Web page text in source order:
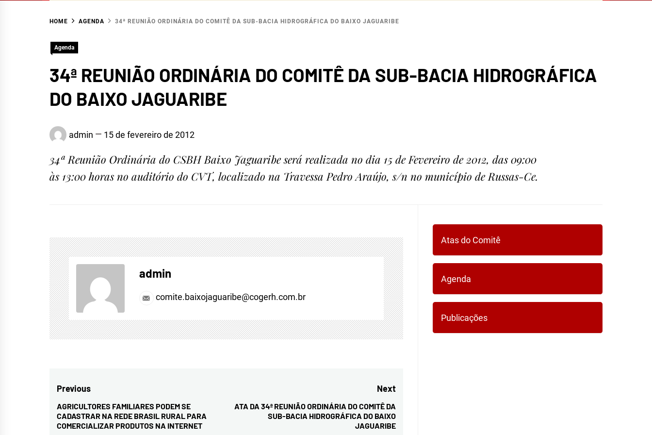
HOME AGENDA 34ª REUNIÃO ORDINÁRIA DO COMITÊ DA SUB-BACIA HIDROGRÁFICA DO BAIXO JAGUARIBE
Agenda
34ª REUNIÃO ORDINÁRIA DO COMITÊ DA SUB-BACIA HIDROGRÁFICA
DO BAIXO JAGUARIBE
admin 15 de fevereiro de 2012
34ª Reunião Ordinária do CSBH Baixo Jaguaribe será realizada no dia 15 de Fevereiro de 2012, das 09:00
às 13:00 horas no auditório do CVT, localizado na Travessa Pedro Araújo, s/n no município de Russas-Ce.
admin
comite.baixojaguaribe@cogerh.com.br
Navegação
de
Post
Previous
Previous
post:
AGRICULTORES FAMILIARES PODEM SE
CADASTRAR NA REDE BRASIL RURAL PARA
COMERCIALIZAR PRODUTOS NA INTERNET
Next
Next
post:
ATA DA 34ª REUNIÃO ORDINÁRIA DO COMITÊ DA
SUB-BACIA HIDROGRÁFICA DO BAIXO
JAGUARIBE
Atas do Comitê
Agenda
Publicações